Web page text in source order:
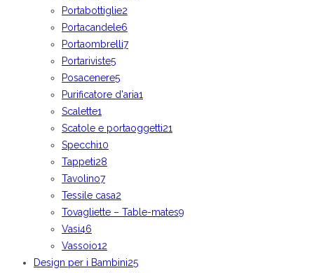
Portabottiglie2
Portacandele6
Portaombrelli7
Portariviste5
Posacenere5
Purificatore d'aria1
Scalette1
Scatole e portaoggetti21
Specchi10
Tappeti28
Tavolino7
Tessile casa2
Tovagliette – Table-mates9
Vasi46
Vassoio12
Design per i Bambini25